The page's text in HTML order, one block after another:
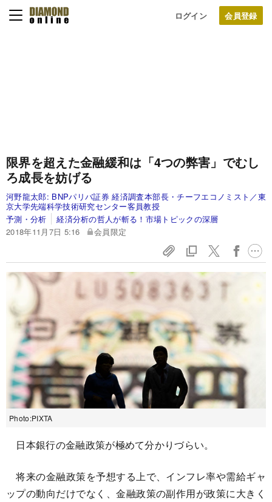
ログイン
限界を超えた金融緩和は「4つの弊害」でむし
ろ成長を妨げる
河野龍太郎: BNPパリバ証券 経済調査本部長・チーフエコノミスト／東
京大学先端科学技術研究センター客員教授
予測・分析
経済分析の哲人が斬る！市場トピックの深層
2018年11月7日 5:16
会員限定
Photo:PIXTA
日本銀行の金融政策が極めて分かりづらい。
将来の金融政策を予想する上で、インフレ率や需給ギャ
ップの動向だけでなく、金融政策の副作用が政策に大きく